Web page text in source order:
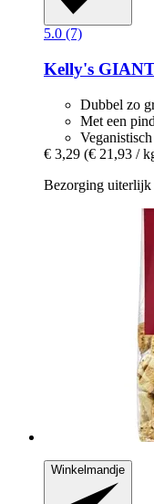
5.0 (7)
Kelly's
Dubbel zo
Met een
Veganistisch
€ 3,29 (€ 21,93 /
Bezorging uiterlijk
Winkelmandje